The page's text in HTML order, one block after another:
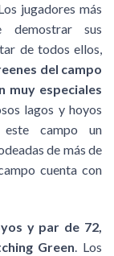
jugadores más
demostrar sus
de todos ellos,
del campo
muy especiales
lagos y hoyos
este campo un
de más de
cuenta con
y par de 72,
Green. Los